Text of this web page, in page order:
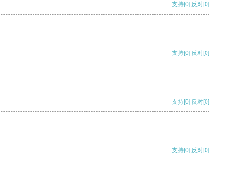
支持[0] 反对[0]
支持[0] 反对[0]
支持[0] 反对[0]
支持[0] 反对[0]